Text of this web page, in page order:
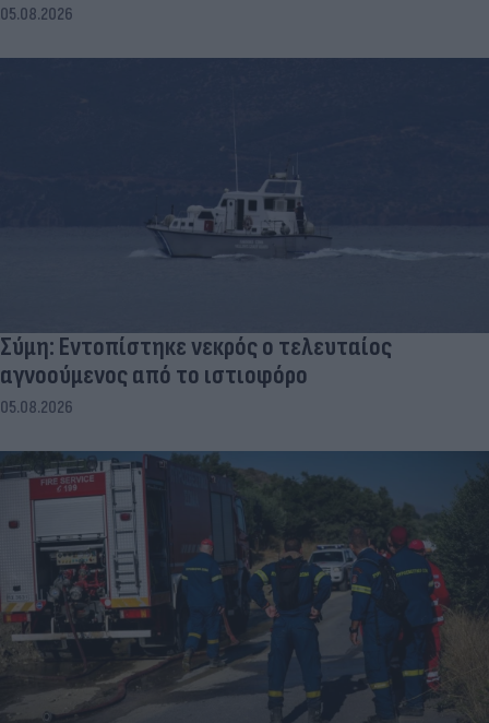
05.08.2026
Σύμη: Εντοπίστηκε νεκρός ο τελευταίος
αγνοούμενος από το ιστιοφόρο
05.08.2026